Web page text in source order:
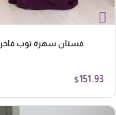
فستان سهرة توب فاخر
$151.93